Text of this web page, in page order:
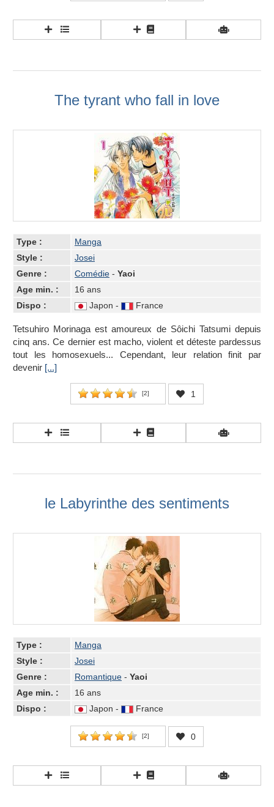
The tyrant who fall in love
Type :
Manga
Style :
Josei
Genre :
Comédie - Yaoi
Age min. :
16 ans
Dispo :
Japon - France
Tetsuhiro Morinaga est amoureux de Sôichi Tatsumi depuis
cinq ans. Ce dernier est macho, violent et déteste pardessus
tout les homosexuels... Cependant, leur relation finit par
devenir [...]
[2] 1
le Labyrinthe des sentiments
Type :
Manga
Style :
Josei
Genre :
Romantique - Yaoi
Age min. :
16 ans
Dispo :
Japon - France
[2] 0